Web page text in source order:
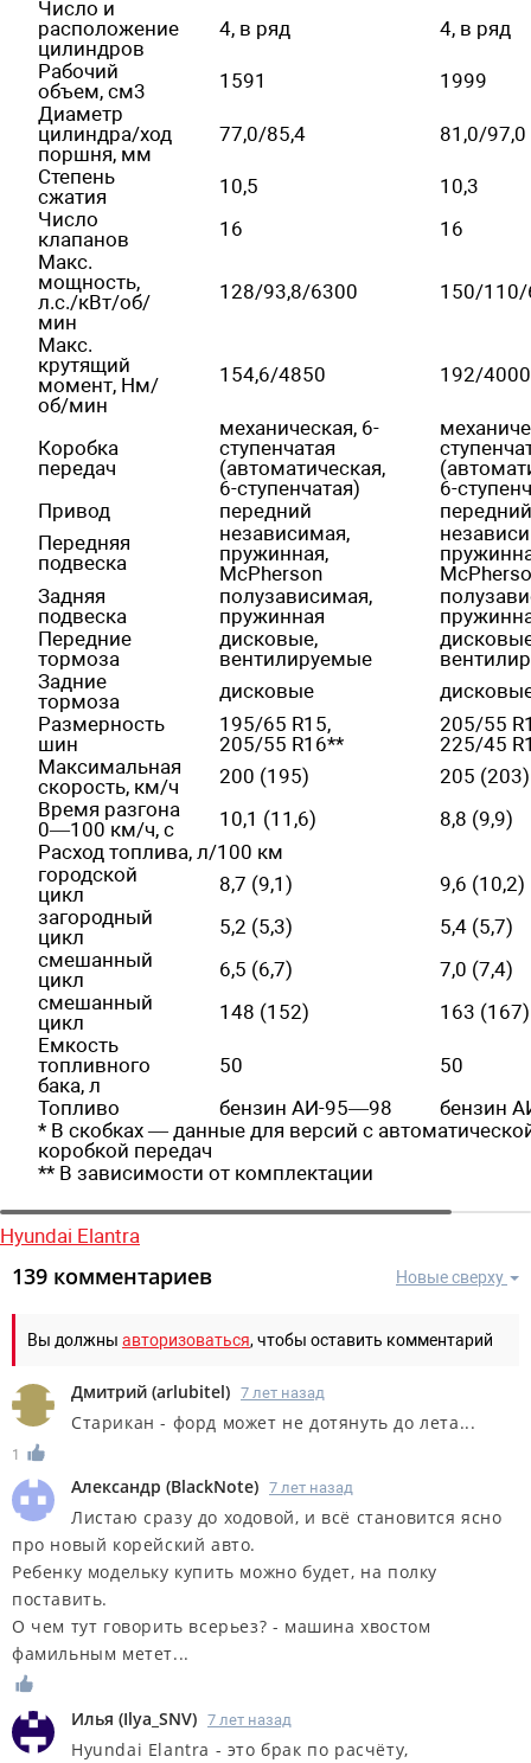
Число и
расположение
цилиндров
4, в ряд
4, в ряд
Рабочий
объем, см3
1591
1999
Диаметр
цилиндра/ход
поршня, мм
77,0/85,4
81,0/97,0
Степень
сжатия
10,5
10,3
Число
клапанов
16
16
Макс.
мощность,
л.с./кВт/об/
мин
128/93,8/6300 150/110/
Макс.
крутящий
момент, Нм/
об/мин
154,6/4850 192/4000
Коробка
передач
механическая, 6-
ступенчатая
(автоматическая,
6-ступенчатая)
6-
Привод
передний
передний
Передняя
подвеска
независимая,
пружинная,
McPherson
Задняя
подвеска
полузависимая,
пружинная
Передние
тормоза
дисковые,
вентилируемые
Задние
тормоза
дисковые
Размерность
шин
195/65 R15,
205/55 R16**
205/55
225/45
Максимальная
скорость, км/ч
200 (195)
205 (203)
Время разгона
0—100 км/ч, с
10,1 (11,6)
8,8 (9,9)
Расход топлива, л/100 км
городской
цикл
8,7 (9,1)
9,6 (10,2)
загородный
цикл
5,2 (5,3)
5,4 (5,7)
смешанный
цикл
6,5 (6,7)
7,0 (7,4)
смешанный
цикл
148 (152)
163 (167)
Емкость
топливного
бака, л
50
50
Топливо
бензин АИ-95—98
бензин
* В скобках — данные для версий с
коробкой передач
** В зависимости от комплектации
Hyundai Elantra
Новые сверху
139 комментариев
Вы должны авторизоваться, чтобы оставить комментарий
Дмитрий (arlubitel) 7 лет назад
Старикан - форд может не дотянуть до лета...
1
Александр (BlackNote) 7 лет назад
Листаю сразу до ходовой, и всё становится ясно
про новый корейский авто.
Ребенку модельку купить можно будет, на полку
поставить.
О чем тут говорить всерьез? - машина хвостом
фамильным метет...
Илья (Ilya_SNV) 7 лет назад
Hyundai Elantra - это брак по расчёту,